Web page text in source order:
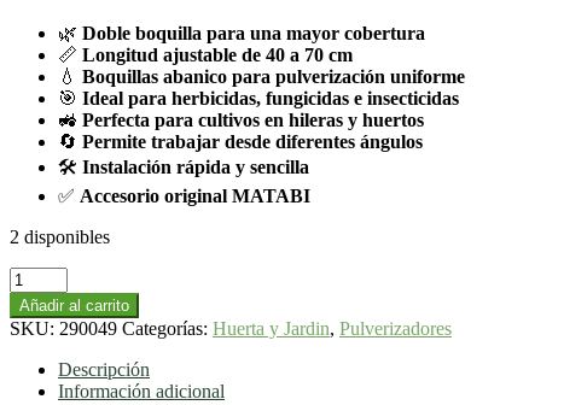
🌿 Doble boquilla para una mayor cobertura
📏 Longitud ajustable de 40 a 70 cm
💧 Boquillas abanico para pulverización uniforme
🎯 Ideal para herbicidas, fungicidas e insecticidas
🚜 Perfecta para cultivos en hileras y huertos
🔄 Permite trabajar desde diferentes ángulos
🛠️ Instalación rápida y sencilla
✅ Accesorio original MATABI
2 disponibles
Doble
Boquilla
Flexible
MATABI
Añadir al carrito
SKU: 290049 Categorías: Huerta y Jardin, Pulverizadores
Descripción
Información adicional